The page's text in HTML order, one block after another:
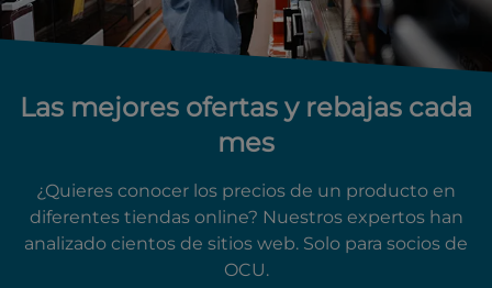
Las mejores ofertas y rebajas cada
mes
¿Quieres conocer los precios de un producto en
diferentes tiendas online? Nuestros expertos han
analizado cientos de sitios web. Solo para socios de
OCU.